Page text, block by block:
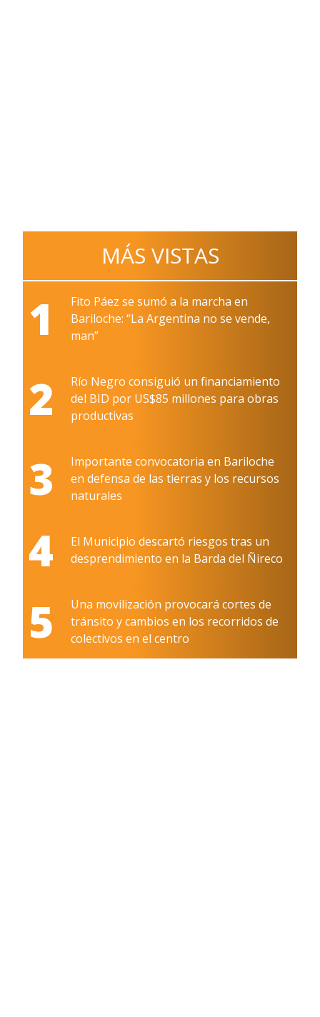
MÁS VISTAS
1
Fito Páez se sumó a la marcha en
Bariloche: “La Argentina no se vende,
man”
2
Río Negro consiguió un financiamiento
del BID por US$85 millones para obras
productivas
3
Importante convocatoria en Bariloche
en defensa de las tierras y los recursos
naturales
4
El Municipio descartó riesgos tras un
desprendimiento en la Barda del Ñireco
5
Una movilización provocará cortes de
tránsito y cambios en los recorridos de
colectivos en el centro